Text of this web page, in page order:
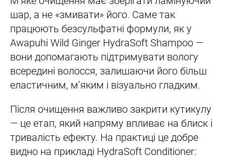
шар, а не «змивати» його. Саме так
працюють безсульфатні формули, як у
Awapuhi Wild Ginger HydraSoft Shampoo —
вони допомагають підтримувати вологу
всередині волосся, залишаючи його більш
еластичним, м’яким і візуально гладким.
Після очищення важливо закрити кутикулу
— це етап, який напряму впливає на блиск і
тривалість ефекту. На практиці це добре
видно на прикладі HydraSoft Conditioner: